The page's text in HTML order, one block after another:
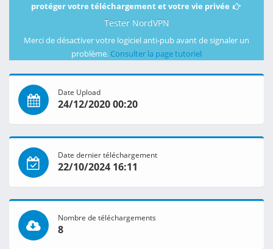
protéger votre téléchargement et votre vie privée
Tester NordVPN
Merci de désactiver votre logiciel anti-pub avant de signaler un
problème. Consulter la page tutoriel
Date Upload
24/12/2020 00:20
Date dernier téléchargement
22/10/2024 16:11
Nombre de téléchargements
8